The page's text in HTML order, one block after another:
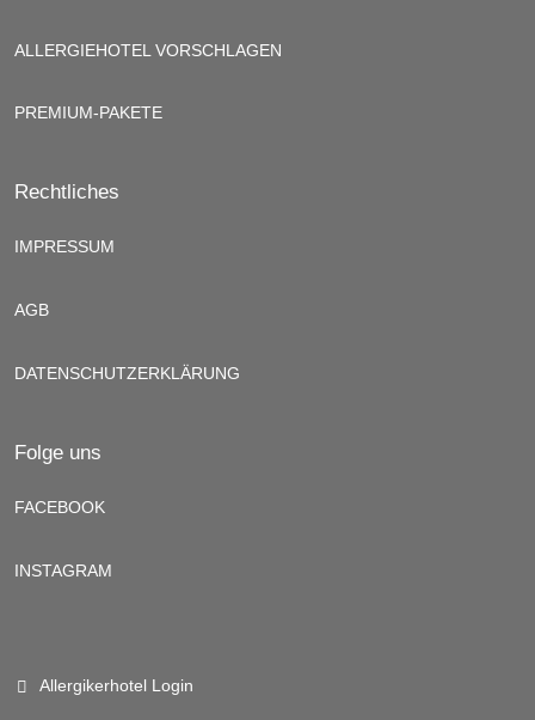
ALLERGIEHOTEL VORSCHLAGEN
PREMIUM-PAKETE
Rechtliches
IMPRESSUM
AGB
DATENSCHUTZERKLÄRUNG
Folge uns
FACEBOOK
INSTAGRAM
Allergikerhotel Login